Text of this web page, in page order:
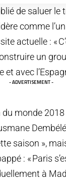
de saluer le
comme
actuelle : «
un
avec
- ADVERTISEMENT -
monde 2018
saison »,
: « Paris
à